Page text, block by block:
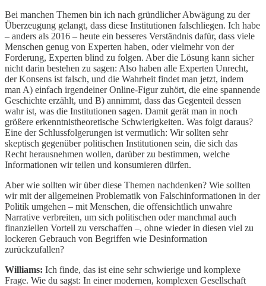
Bei manchen Themen bin ich nach gründlicher Abwägung zu der
Überzeugung gelangt, dass diese Institutionen falschliegen. Ich habe
– anders als 2016 – heute ein besseres Verständnis dafür, dass viele
Menschen genug von Experten haben, oder vielmehr von der
Forderung, Experten blind zu folgen. Aber die Lösung kann sicher
nicht darin bestehen zu sagen: Also haben alle Experten Unrecht,
der Konsens ist falsch, und die Wahrheit findet man jetzt, indem
man A) einfach irgendeiner Online-Figur zuhört, die eine spannende
Geschichte erzählt, und B) annimmt, dass das Gegenteil dessen
wahr ist, was die Institutionen sagen. Damit gerät man in noch
größere erkenntnistheoretische Schwierigkeiten. Was folgt daraus?
Eine der Schlussfolgerungen ist vermutlich: Wir sollten sehr
skeptisch gegenüber politischen Institutionen sein, die sich das
Recht herausnehmen wollen, darüber zu bestimmen, welche
Informationen wir teilen und konsumieren dürfen.
Aber wie sollten wir über diese Themen nachdenken? Wie sollten
wir mit der allgemeinen Problematik von Falschinformationen in der
Politik umgehen – mit Menschen, die offensichtlich unwahre
Narrative verbreiten, um sich politischen oder manchmal auch
finanziellen Vorteil zu verschaffen –, ohne wieder in diesen viel zu
lockeren Gebrauch von Begriffen wie Desinformation
zurückzufallen?
Williams: Ich finde, das ist eine sehr schwierige und komplexe
Frage. Wie du sagst: In einer modernen, komplexen Gesellschaft